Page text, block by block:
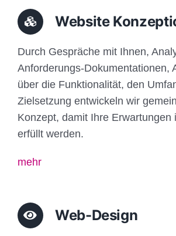
Website
Durch Gespräche mit Ihnen,
Anforderungs-Dokumentationen,
über die Funktionalität, den
Zielsetzung entwickeln wir
Konzept, damit Ihre Erwartungen
erfüllt werden.
mehr
Web-Design